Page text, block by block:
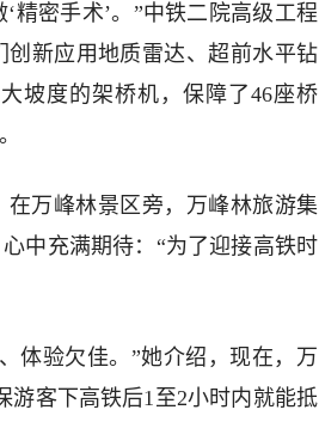
精密手术’。”中铁二院高级工程
新应用地质雷达、超前水平钻
坡度的架桥机，保障了46座桥
万峰林景区旁，万峰林旅游集
中充满期待：“为了迎接高铁时
体验欠佳。”她介绍，现在，万
游客下高铁后1至2小时内就能抵